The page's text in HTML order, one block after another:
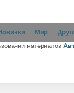
Новинки Мир
материалов